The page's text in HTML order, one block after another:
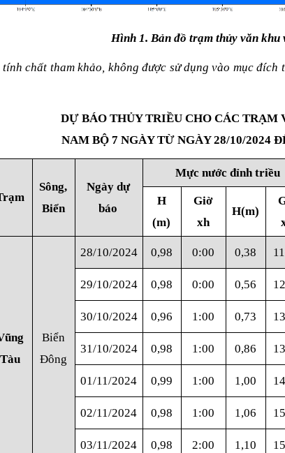
Hình 1. Bản đồ trạm thủy văn khu
chất tham khảo, không được sử dụng vào mục
DỰ BÁO THỦY TRIỀU CHO CÁC TRẠM
NAM BỘ 7 NGÀY TỪ NGÀY28/10/2024
Sông,
Biển
Ngày dự
báo
Mực nước đỉnh triều
H
(m)
Giờ
xh
H(m)
Tàu
Biển
Đông
28/10/2024 0,98 0:00 0,38
29/10/2024 0,98 0:00 0,56
30/10/2024 0,96 1:00 0,73
31/10/2024 0,98 1:00 0,86
01/11/2024 0,99 1:00 1,00
02/11/2024 0,98 1:00 1,06
03/11/2024 0,98 2:00 1,10